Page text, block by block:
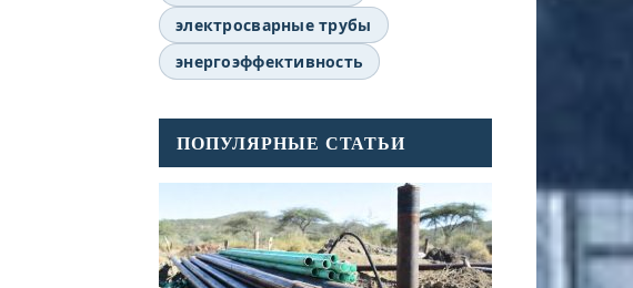
электросварные трубы
энергоэффективность
ПОПУЛЯРНЫЕ СТАТЬИ